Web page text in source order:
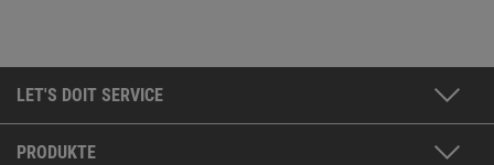
LET'S DOIT SERVICE
PRODUKTE